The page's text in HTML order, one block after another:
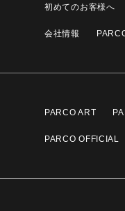
初めてのお客様へ
会社情報
PARCO ART
PARCO OFFICIAL